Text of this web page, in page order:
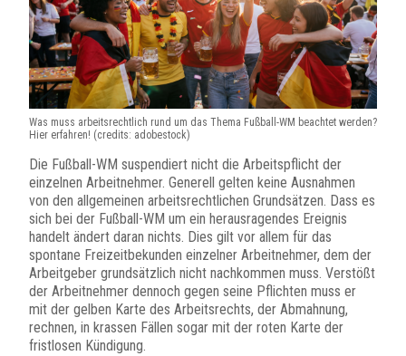
Was muss arbeitsrechtlich rund um das Thema Fußball-WM beachtet werden?
Hier erfahren! (credits: adobestock)
Die Fußball-WM suspendiert nicht die Arbeitspflicht der
einzelnen Arbeitnehmer. Generell gelten keine Ausnahmen
von den allgemeinen arbeitsrechtlichen Grundsätzen. Dass es
sich bei der Fußball-WM um ein herausragendes Ereignis
handelt ändert daran nichts. Dies gilt vor allem für das
spontane Freizeitbekunden einzelner Arbeitnehmer, dem der
Arbeitgeber grundsätzlich nicht nachkommen muss. Verstößt
der Arbeitnehmer dennoch gegen seine Pflichten muss er
mit der gelben Karte des Arbeitsrechts, der Abmahnung,
rechnen, in krassen Fällen sogar mit der roten Karte der
fristlosen Kündigung.